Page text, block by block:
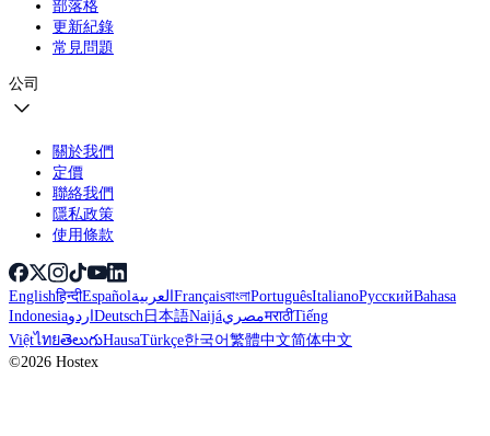
部落格
更新紀錄
常見問題
公司
關於我們
定價
聯絡我們
隱私政策
使用條款
Englishहिन्दीEspañolالعربيةFrançaisবাংলাPortuguêsItalianoРусскийBahasa
IndonesiaاردوDeutsch日本語NaijáمصريमराठीTiếng
ViệtไทยతెలుగుHausaTürkçe한국어繁體中文简体中文
©2026 Hostex